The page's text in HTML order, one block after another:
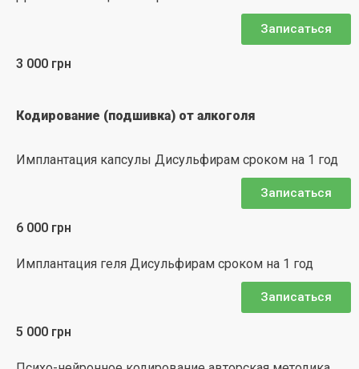
Записаться
3 000 грн
Кодирование (подшивка) от алкоголя
Имплантация капсулы Дисульфирам сроком на 1 год
Записаться
6 000 грн
Имплантация геля Дисульфирам сроком на 1 год
Записаться
5 000 грн